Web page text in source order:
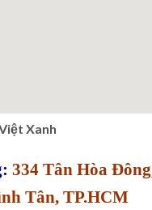
Xanh
334 Tân Hòa
Tân, TP.HCM